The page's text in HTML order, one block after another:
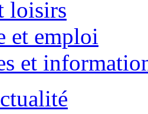
loisirs
et emploi
et